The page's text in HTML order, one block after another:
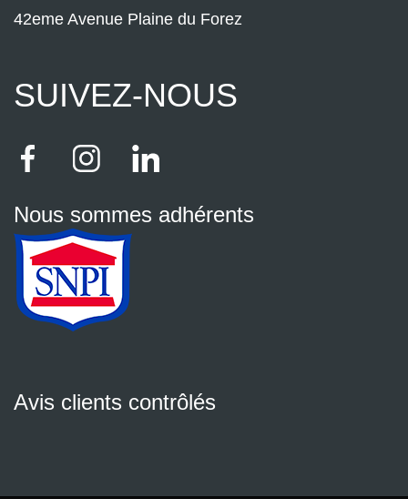
42eme Avenue Plaine du Forez
SUIVEZ-NOUS
Nous sommes adhérents
Avis clients contrôlés